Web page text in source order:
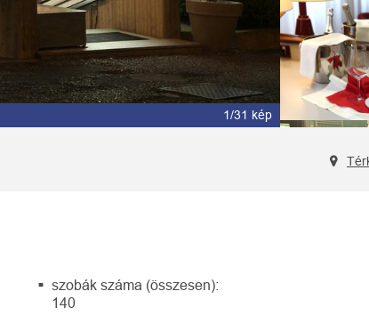
2/31 kép
szobák száma (összesen):
140